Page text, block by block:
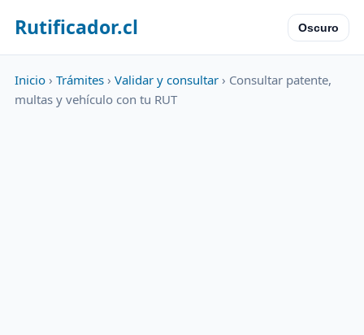
Rutificador.cl Oscuro
Inicio › Trámites › Validar y consultar › Consultar patente,
multas y vehículo con tu RUT